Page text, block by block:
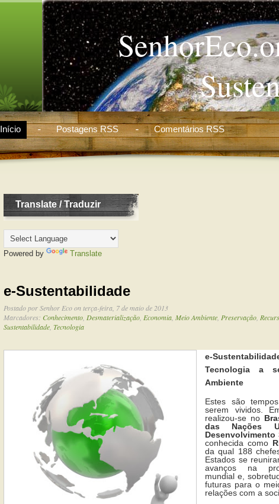
Início Postagens RSS Comentários RSS
Translate / Traduzir
Powered by Translate
e-Sustentabilidade
Postado porSenhor Ecoon terça-feira, 7 de maio de 2013
Marcadores: Conhecimento Desmaterialização Economia Meio Ambiente Preservação
Sustentabilidade Tecnologia
e-
Tecnologia a
Ambiente
Estes são
serem vividos.
realizou-se no
das Nações
Desenvolvimento
conhecida como
da qual 188
Estados se
avanços na
mundial e,
futuras para o
relações com a